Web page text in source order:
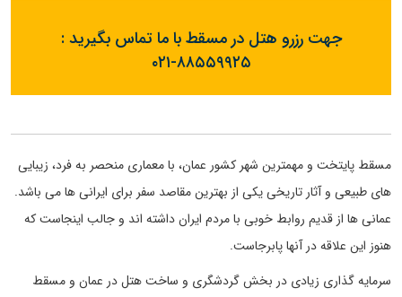
جهت رزرو هتل در مسقط با ما تماس بگیرید :
۰۲۱-۸۸۵۵۹۹۲۵
مسقط پایتخت و مهمترین شهر کشور عمان، با معماری منحصر به فرد، زیبایی
های طبیعی و آثار تاریخی یکی از بهترین مقاصد سفر برای ایرانی ها می باشد.
عمانی ها از قدیم روابط خوبی با مردم ایران داشته اند و جالب اینجاست که
هنوز این علاقه در آنها پابرجاست.
سرمایه گذاری زیادی در بخش گردشگری و ساخت هتل در عمان و مسقط